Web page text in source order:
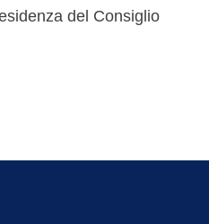
del Consiglio